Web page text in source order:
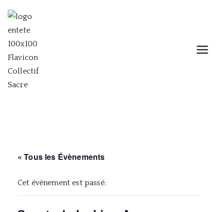
au
contenu
« Tous les Évènements
Cet évènement est passé.